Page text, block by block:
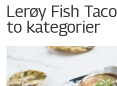
Lerøy Fish
to kategorier